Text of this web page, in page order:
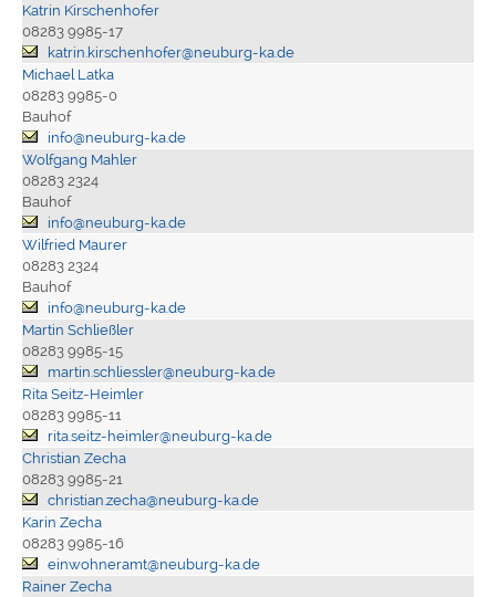
Katrin Kirschenhofer
08283 9985-17
katrin.kirschenhofer@neuburg-ka.de
Michael Latka
08283 9985-0
Bauhof
info@neuburg-ka.de
Wolfgang Mahler
08283 2324
Bauhof
info@neuburg-ka.de
Wilfried Maurer
08283 2324
Bauhof
info@neuburg-ka.de
Martin Schließler
08283 9985-15
martin.schliessler@neuburg-ka.de
Rita Seitz-Heimler
08283 9985-11
rita.seitz-heimler@neuburg-ka.de
Christian Zecha
08283 9985-21
christian.zecha@neuburg-ka.de
Karin Zecha
08283 9985-16
einwohneramt@neuburg-ka.de
Rainer Zecha